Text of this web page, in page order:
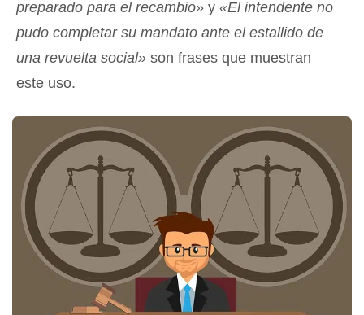
preparado para el recambio» y «El intendente no
pudo completar su mandato ante el estallido de
una revuelta social» son frases que muestran
este uso.